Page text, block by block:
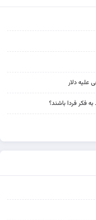
علیه دلار
فکر فردا باشند؟